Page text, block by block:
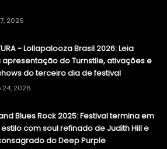
2026
- Lollapalooza Brasil 2026: Leia
do Turnstile, ativações e
do terceiro dia de festival
24, 2026
Blues Rock 2025: Festival termina em
com soul refinado de Judith Hill e
do Deep Purple